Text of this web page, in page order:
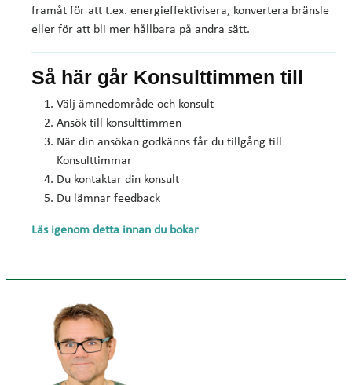
framåt för att t.ex. energieffektivisera, konvertera bränsle
eller för att bli mer hållbara på andra sätt.
Så här går Konsulttimmen till
Välj ämnedområde och konsult
Ansök till konsulttimmen
När din ansökan godkänns får du tillgång till
Konsulttimmar
Du kontaktar din konsult
Du lämnar feedback
Läs igenom detta innan du bokar